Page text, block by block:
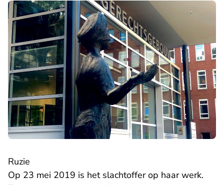
Ruzie
Op 23 mei 2019 is het slachtoffer op haar werk.